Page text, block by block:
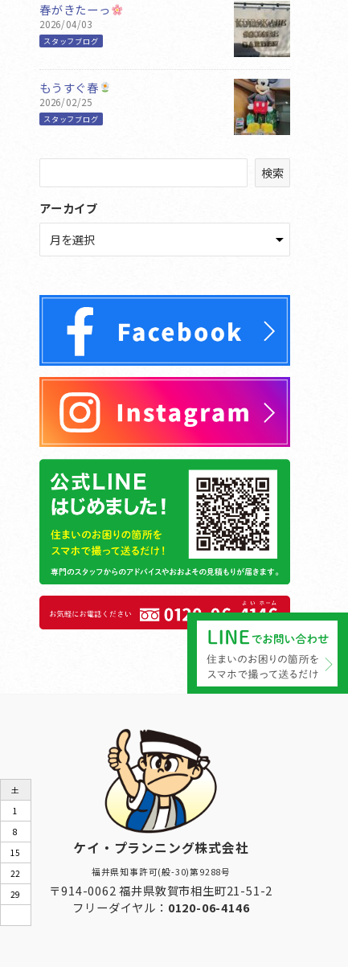
春がきたーっ
2026/04/03
スタッフブログ
もうすぐ春
2026/02/25
スタッフブログ
索
検索
アーカイブ
土
1
8
15
22
29
ケイ・プランニング株式会社
福井県知事許可(般-30)第9288号
〒914-0062 福井県敦賀市相生町21-51-2
フリーダイヤル： 0120-06-4146